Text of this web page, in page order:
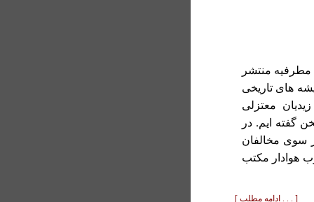
مطرفيه منتشر
های تاريخی
معتزلی
گفته ايم. در
سوی مخالفان
هوادار مکتب
[ . . . ادامه مطلب ]